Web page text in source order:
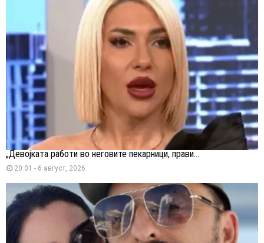
„Девојката работи во неговите пекарници, прави...
20:01 - 6 август, 2026